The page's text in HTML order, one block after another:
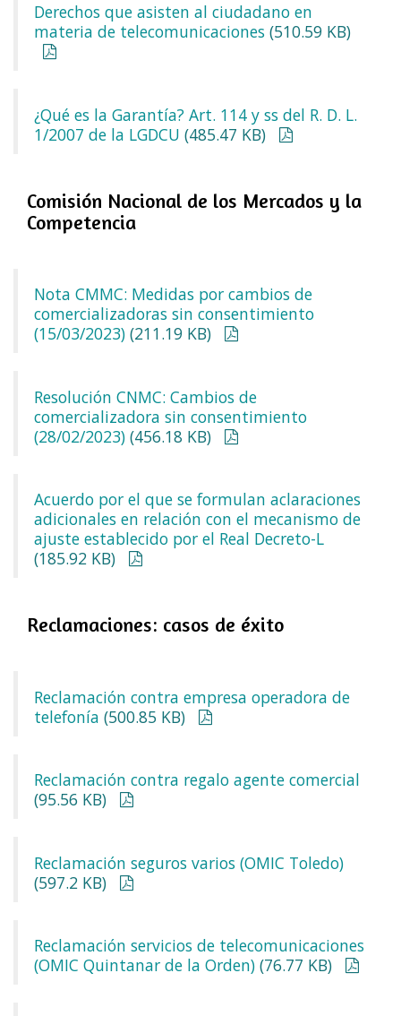
Derechos que asisten al ciudadano en
materia de telecomunicaciones (510.59 KB)
¿Qué es la Garantía? Art. 114 y ss del R. D. L.
1/2007 de la LGDCU (485.47 KB)
Comisión Nacional de los Mercados y la
Competencia
Nota CMMC: Medidas por cambios de
comercializadoras sin consentimiento
(15/03/2023) (211.19 KB)
Resolución CNMC: Cambios de
comercializadora sin consentimiento
(28/02/2023) (456.18 KB)
Acuerdo por el que se formulan aclaraciones
adicionales en relación con el mecanismo de
ajuste establecido por el Real Decreto-L
(185.92 KB)
Reclamaciones: casos de éxito
Reclamación contra empresa operadora de
telefonía (500.85 KB)
Reclamación contra regalo agente comercial
(95.56 KB)
Reclamación seguros varios (OMIC Toledo)
(597.2 KB)
Reclamación servicios de telecomunicaciones
(OMIC Quintanar de la Orden) (76.77 KB)